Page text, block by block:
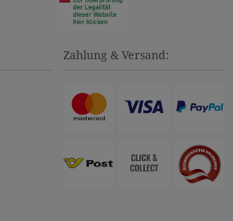
Zahlung & Versand: